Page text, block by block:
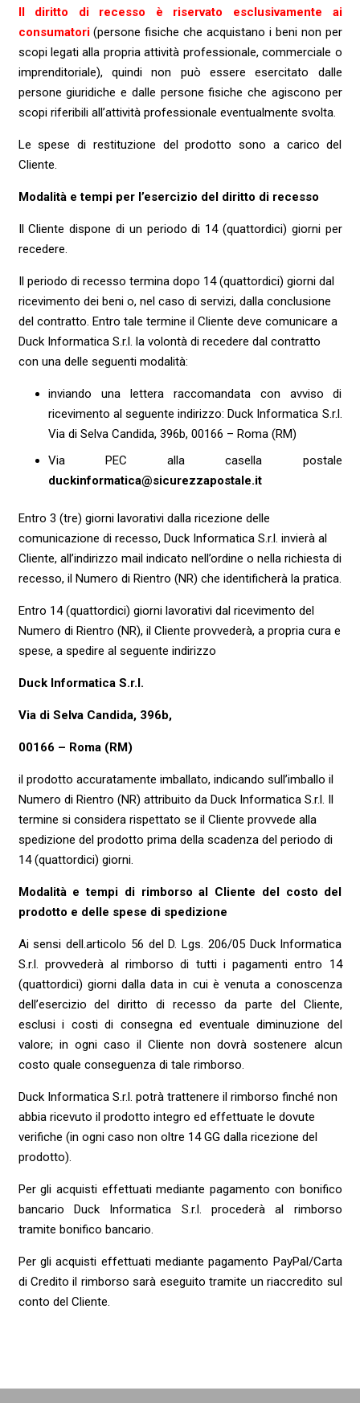
Il diritto di recesso è riservato esclusivamente ai
consumatori(persone fisiche che acquistano i beni non per
scopi legati alla propria attività professionale, commerciale o
imprenditoriale), quindi non può essere esercitato dalle
persone giuridiche e dalle persone fisiche che agiscono per
scopi riferibili all’attività professionale eventualmente svolta.
Le spese di restituzione del prodotto sono a carico del
Cliente.
Modalità e tempi per l’esercizio del diritto di recesso
Il Cliente dispone di un periodo di 14 (quattordici) giorni per
recedere.
Il periodo di recesso termina dopo 14 (quattordici) giorni dal
ricevimento dei beni o, nel caso di servizi, dalla conclusione
del contratto. Entro tale termine il Cliente deve comunicare a
Duck Informatica S.r.l. la volontà di recedere dal contratto
con una delle seguenti modalità:
inviando una lettera raccomandata con avviso di
ricevimento al seguente indirizzo: Duck Informatica S.r.l.
Via di Selva Candida, 396b, 00166 – Roma (RM)
Via PEC alla casella postale
duckinformatica@sicurezzapostale.it
Entro 3 (tre) giorni lavorativi dalla ricezione delle
comunicazione di recesso, Duck Informatica S.r.l. invierà al
Cliente, all’indirizzo mail indicato nell’ordine o nella richiesta di
recesso, il Numero di Rientro (NR) che identificherà la pratica.
Entro 14 (quattordici) giorni lavorativi dal ricevimento del
Numero di Rientro (NR), il Cliente provvederà, a propria cura e
spese, a spedire al seguente indirizzo
Duck Informatica S.r.l.
Via di Selva Candida, 396b,
00166 – Roma (RM)
il prodotto accuratamente imballato, indicando sull’imballo il
Numero di Rientro (NR) attribuito da Duck Informatica S.r.l. Il
termine si considera rispettato se il Cliente provvede alla
spedizione del prodotto prima della scadenza del periodo di
14 (quattordici) giorni.
Modalità e tempi di rimborso al Cliente del costo del
prodotto e delle spese di spedizione
Ai sensi dell.articolo 56 del D. Lgs. 206/05 Duck Informatica
S.r.l. provvederà al rimborso di tutti i pagamenti entro 14
(quattordici) giorni dalla data in cui è venuta a conoscenza
dell’esercizio del diritto di recesso da parte del Cliente,
esclusi i costi di consegna ed eventuale diminuzione del
valore; in ogni caso il Cliente non dovrà sostenere alcun
costo quale conseguenza di tale rimborso.
Duck Informatica S.r.l. potrà trattenere il rimborso finché non
abbia ricevuto il prodotto integro ed effettuate le dovute
verifiche (in ogni caso non oltre 14 GG dalla ricezione del
prodotto).
Per gli acquisti effettuati mediante pagamento con bonifico
bancario Duck Informatica S.r.l. procederà al rimborso
tramite bonifico bancario.
Per gli acquisti effettuati mediante pagamento PayPal/Carta
di Credito il rimborso sarà eseguito tramite un riaccredito sul
conto del Cliente.